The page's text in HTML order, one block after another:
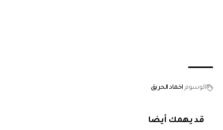
الوسوم اخماد الحريق
قد يهمك أيضا